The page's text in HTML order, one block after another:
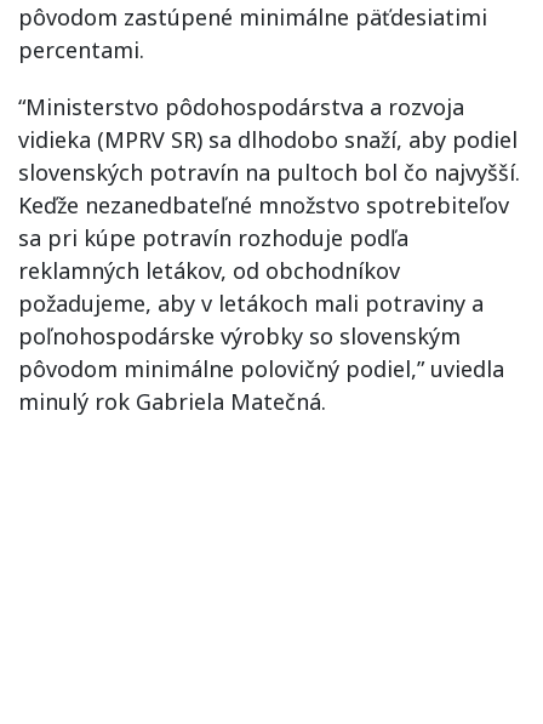
pôvodom zastúpené minimálne päťdesiatimi
percentami.
“Ministerstvo pôdohospodárstva a rozvoja
vidieka (MPRV SR) sa dlhodobo snaží, aby podiel
slovenských potravín na pultoch bol čo najvyšší.
Keďže nezanedbateľné množstvo spotrebiteľov
sa pri kúpe potravín rozhoduje podľa
reklamných letákov, od obchodníkov
požadujeme, aby v letákoch mali potraviny a
poľnohospodárske výrobky so slovenským
pôvodom minimálne polovičný podiel,” uviedla
minulý rok Gabriela Matečná.